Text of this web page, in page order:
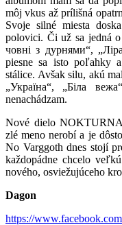
môj vkus až prílišná
Svoje silné miesta
polovici. Či už sa jedná
човні з дурнями“,
piesne sa isto poľahky
stálice. Avšak silu, akú
„Україна“, „Біла
nenachádzam.
Nové dielo
zlé meno nerobí a je
No Varggoth dnes stojí
každopádne chcelo
nového, osviežujúceho
Dagon
https://